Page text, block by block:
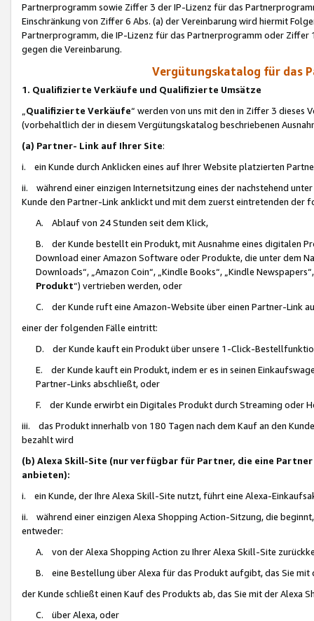
Partnerprogramm sowie Ziffer 3 der IP-Lizenz für das
Einschränkung von Ziffer 6 Abs. (a) der Vereinbarung wird hiermit
Partnerprogramm, die IP-Lizenz für das Partnerprogramm oder
gegen die Vereinbarung.
Vergütungskatalog für das
1. Qualifizierte Verkäufe und Qualifizierte Umsätze
Qualifizierte Verkäufe“ werden von uns mit den in Ziffer 3
(vorbehaltlich der in diesem Vergütungskatalog beschriebenen
(a) Partner- Link auf Ihrer Site:
i. ein Kunde durch Anklicken eines auf Ihrer Website platzierten
ii. während einer einzigen Internetsitzung eines der nachstehend
Kunde den Partner-Link anklickt und mit dem zuerst eintretenden der
A. Ablauf von 24 Stunden seit dem Klick,
B. der Kunde bestellt ein Produkt, mit Ausnahme eines digitalen
Download einer Amazon Software oder Produkte, die unter dem
Downloads“, „Amazon Coin“, „Kindle Books“, „Kindle
Produkt“) vertrieben werden, oder
C. der Kunde ruft eine Amazon-Website über einen Partner-Link
einer der folgenden Fälle eintritt:
D. der Kunde kauft ein Produkt über unsere 1-Click-
E. der Kunde kauft ein Produkt, indem er es in seinen
Partner-Links abschließt, oder
F. der Kunde erwirbt ein Digitales Produkt durch Streaming oder
iii. das Produkt innerhalb von 180 Tagen nach dem Kauf an den
bezahlt wird
(b) Alexa Skill-Site (nur verfügbar für Partner, die eine
anbieten):
i. ein Kunde, der Ihre Alexa Skill-Site nutzt, führt eine Alexa-
ii. während einer einzigen Alexa Shopping Action-Sitzung, die
entweder:
A. von der Alexa Shopping Action zu Ihrer Alexa Skill-Site
B. eine Bestellung über Alexa für das Produkt aufgibt, das Sie mit
der Kunde schließt einen Kauf des Produkts ab, das Sie mit der Alexa
C. über Alexa, oder